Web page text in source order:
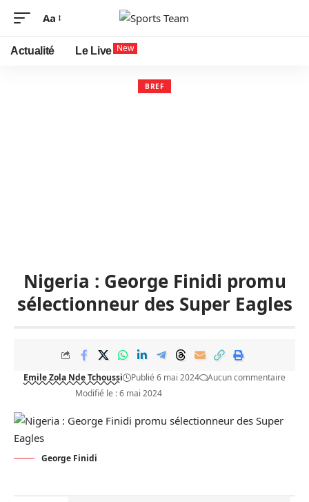
Aa
Actualité Le Live New
BREF
Nigeria : George Finidi promu
sélectionneur des Super Eagles
Emile Zola Nde Tchoussi Publié 6 mai 2024
Aucun commentaire
Modifié le : 6 mai 2024
George Finidi